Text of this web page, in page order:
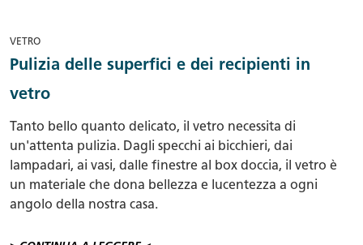
VETRO
Pulizia delle superfici e dei recipienti in
vetro
Tanto bello quanto delicato, il vetro necessita di
un'attenta pulizia. Dagli specchi ai bicchieri, dai
lampadari, ai vasi, dalle finestre al box doccia, il vetro è
un materiale che dona bellezza e lucentezza a ogni
angolo della nostra casa.